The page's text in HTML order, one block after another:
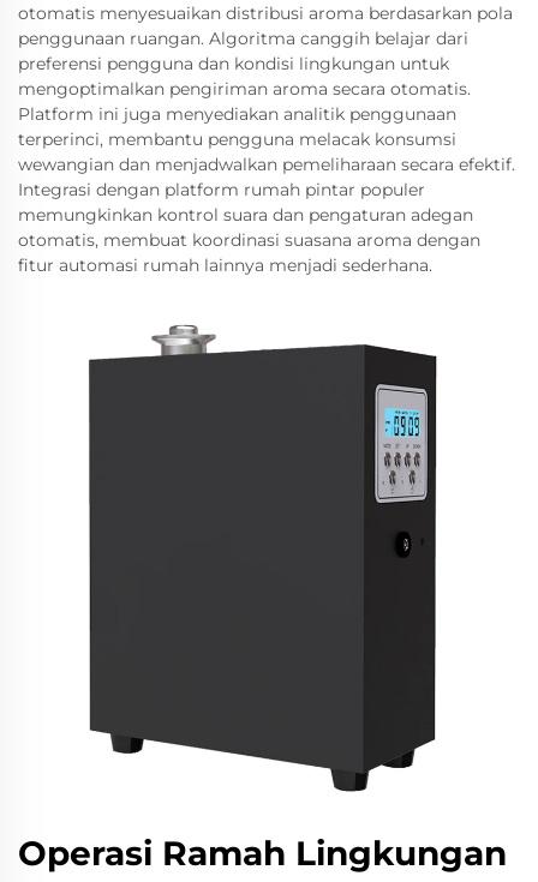
otomatis menyesuaikan distribusi aroma berdasarkan pola
penggunaan ruangan. Algoritma canggih belajar dari
preferensi pengguna dan kondisi lingkungan untuk
mengoptimalkan pengiriman aroma secara otomatis.
Platform ini juga menyediakan analitik penggunaan
terperinci, membantu pengguna melacak konsumsi
wewangian dan menjadwalkan pemeliharaan secara efektif.
Integrasi dengan platform rumah pintar populer
memungkinkan kontrol suara dan pengaturan adegan
otomatis, membuat koordinasi suasana aroma dengan
fitur automasi rumah lainnya menjadi sederhana.
Operasi Ramah Lingkungan